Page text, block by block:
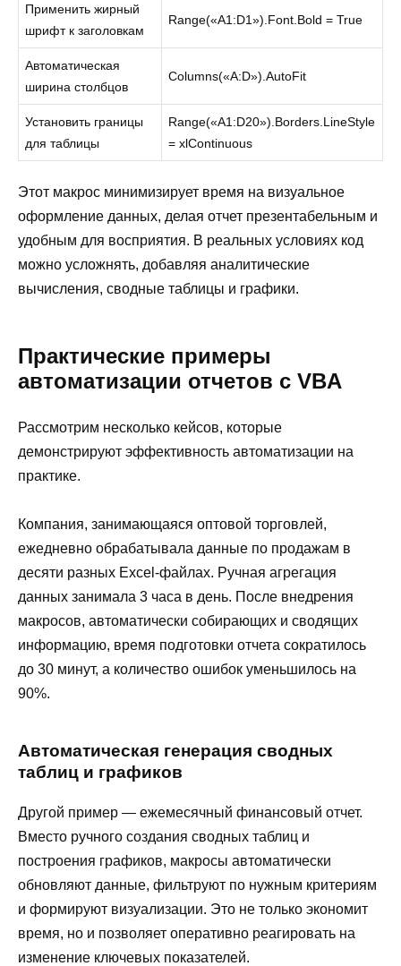
Применить жирный
шрифт к заголовкам
Range(«A1:D1»).Font.Bold = True
Автоматическая
ширина столбцов
Columns(«A:D»).AutoFit
Установить границы
для таблицы
Range(«A1:D20»).Borders.LineStyle
= xlContinuous
Этот макрос минимизирует время на визуальное
оформление данных, делая отчет презентабельным и
удобным для восприятия. В реальных условиях код
можно усложнять, добавляя аналитические
вычисления, сводные таблицы и графики.
Практические примеры
автоматизации отчетов с VBA
Рассмотрим несколько кейсов, которые
демонстрируют эффективность автоматизации на
практике.
Компания, занимающаяся оптовой торговлей,
ежедневно обрабатывала данные по продажам в
десяти разных Excel-файлах. Ручная агрегация
данных занимала 3 часа в день. После внедрения
макросов, автоматически собирающих и сводящих
информацию, время подготовки отчета сократилось
до 30 минут, а количество ошибок уменьшилось на
90%.
Автоматическая генерация сводных
таблиц и графиков
Другой пример — ежемесячный финансовый отчет.
Вместо ручного создания сводных таблиц и
построения графиков, макросы автоматически
обновляют данные, фильтруют по нужным критериям
и формируют визуализации. Это не только экономит
время, но и позволяет оперативно реагировать на
изменение ключевых показателей.